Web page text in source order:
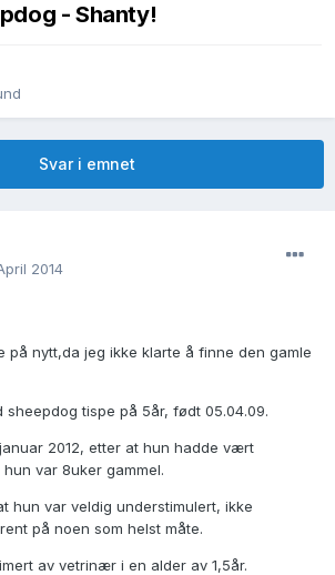
- Shanty!
Svar i emnet
2014
på nytt,da jeg ikke klarte å finne den gamle
sheepdog tispe på 5år, født 05.04.09.
2012, etter at hun hadde vært
var 8uker gammel.
hun var veldig understimulert, ikke
på noen som helst måte.
av vetrinær i en alder av 1,5år.